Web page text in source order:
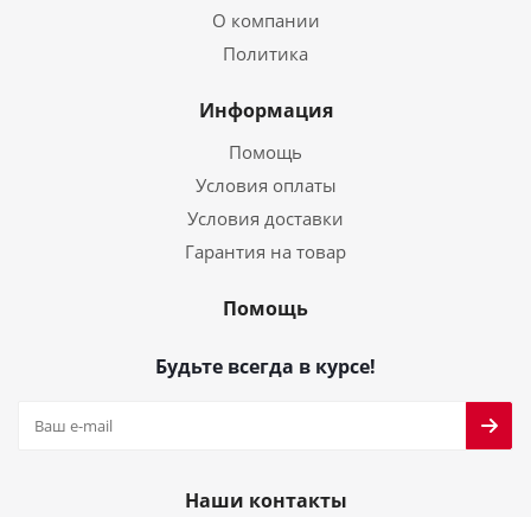
О компании
Политика
Информация
Помощь
Условия оплаты
Условия доставки
Гарантия на товар
Помощь
Будьте всегда в курсе!
Наши контакты